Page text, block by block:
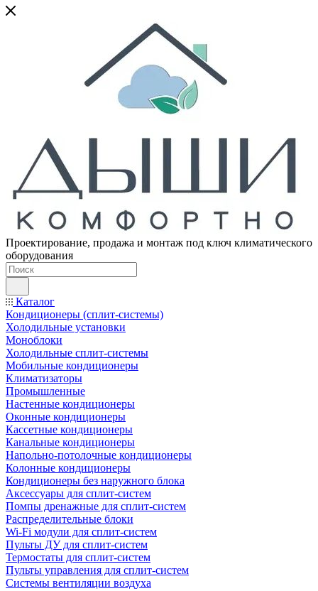
Проектирование, продажа и монтаж под ключ климатического
оборудования
Каталог
Кондиционеры (сплит-системы)
Холодильные установки
Моноблоки
Холодильные сплит-системы
Мобильные кондиционеры
Климатизаторы
Промышленные
Настенные кондиционеры
Оконные кондиционеры
Кассетные кондиционеры
Канальные кондиционеры
Напольно-потолочные кондиционеры
Колонные кондиционеры
Кондиционеры без наружного блока
Аксессуары для сплит-систем
Помпы дренажные для сплит-систем
Распределительные блоки
Wi-Fi модули для сплит-систем
Пульты ДУ для сплит-систем
Термостаты для сплит-систем
Пульты управления для сплит-систем
Системы вентиляции воздуха